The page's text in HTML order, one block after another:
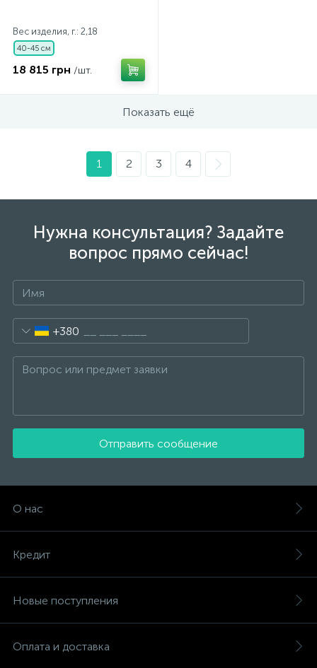
Вес изделия, г.: 2,18
40-45 см
18 815 грн /шт.
Показать ещё
1 2 3 4
Нужна консультация? Задайте
вопрос прямо сейчас!
+380
Отправить сообщение
О нас
Кредит
Новые поступления
Оплата и доставка